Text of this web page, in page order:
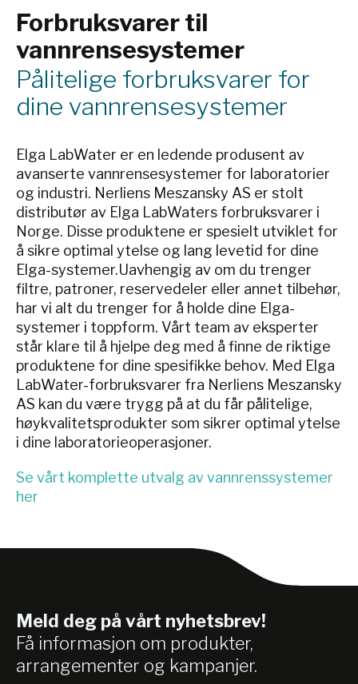
Forbruksvarer til
vannrensesystemer
Pålitelige forbruksvarer for
dine vannrensesystemer
Elga LabWater er en ledende produsent av
avanserte vannrensesystemer for laboratorier
og industri. Nerliens Meszansky AS er stolt
distributør av Elga LabWaters forbruksvarer i
Norge. Disse produktene er spesielt utviklet for
å sikre optimal ytelse og lang levetid for dine
Elga-systemer.Uavhengig av om du trenger
filtre, patroner, reservedeler eller annet tilbehør,
har vi alt du trenger for å holde dine Elga-
systemer i toppform. Vårt team av eksperter
står klare til å hjelpe deg med å finne de riktige
produktene for dine spesifikke behov. Med Elga
LabWater-forbruksvarer fra Nerliens Meszansky
AS kan du være trygg på at du får pålitelige,
høykvalitetsprodukter som sikrer optimal ytelse
i dine laboratorieoperasjoner.
Se vårt komplette utvalg av vannrenssystemer
her
Meld deg på vårt nyhetsbrev!
Få informasjon om produkter,
arrangementer og kampanjer.